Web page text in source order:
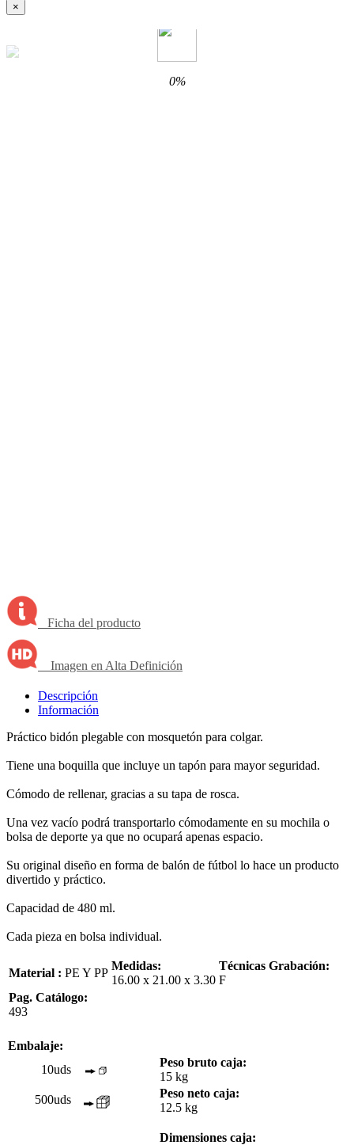
×
Ficha del producto
Imagen en Alta Definición
Descripción
Información
Práctico bidón plegable con mosquetón para colgar.
Tiene una boquilla que incluye un tapón para mayor seguridad.
Cómodo de rellenar, gracias a su tapa de rosca.
Una vez vacío podrá transportarlo cómodamente en su mochila o
bolsa de deporte ya que no ocupará apenas espacio.
Su original diseño en forma de balón de fútbol lo hace un producto
divertido y práctico.
Capacidad de 480 ml.
Cada pieza en bolsa individual.
Material : PE Y PP
Medidas:
16.00 x 21.00 x 3.30
Técnicas Grabación:
F
Pag. Catálogo:
493
Embalaje:
10uds
Peso bruto caja:
15 kg
500uds
Peso neto caja:
12.5 kg
Dimensiones caja: